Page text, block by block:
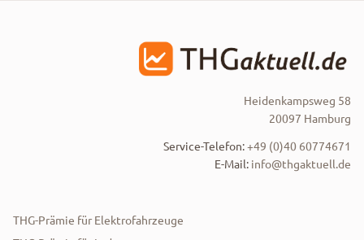
Heidenkampsweg 58
20097 Hamburg
Service-Telefon:+49 (0)40 60774671
E-Mail: info@thgaktuell.de
THG-Prämie für Elektrofahrzeuge